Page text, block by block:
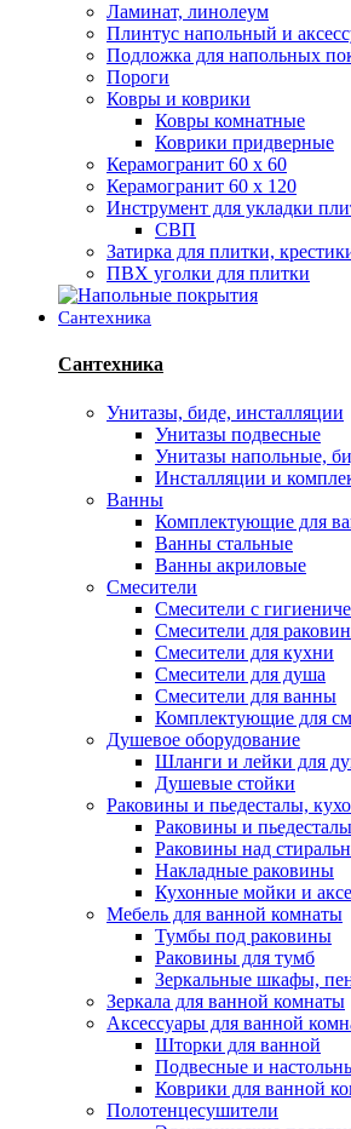
Ламинат, линолеум
Плинтус напольный и
Подложка для напольных
Пороги
Ковры и коврики
Ковры комнатные
Коврики придверные
Керамогранит 60 х 60
Керамогранит 60 х 120
Инструмент для укладки
СВП
Затирка для плитки,
ПВХ уголки для плитки
Сантехника
Сантехника
Унитазы, биде, инсталляции
Унитазы подвесные
Унитазы напольные,
Инсталляции и
Ванны
Комплектующие для
Ванны стальные
Ванны акриловые
Смесители
Смесители с
Смесители для
Смесители для кухни
Смесители для душа
Смесители для ванны
Комплектующие для
Душевое оборудование
Шланги и лейки для
Душевые стойки
Раковины и пьедесталы,
Раковины и пьедесталы
Раковины над
Накладные раковины
Кухонные мойки и
Мебель для ванной комнаты
Тумбы под раковины
Раковины для тумб
Зеркальные шкафы,
Зеркала для ванной комнаты
Аксессуары для ванной
Шторки для ванной
Подвесные и
Коврики для ванной
Полотенцесушители